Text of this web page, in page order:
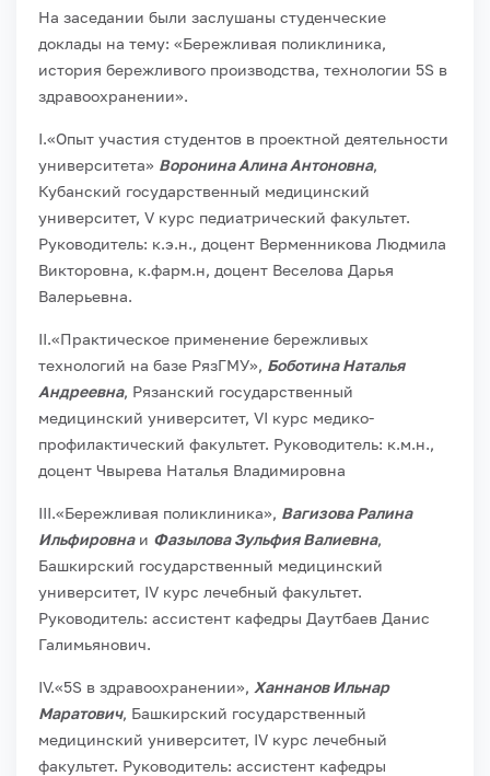
На заседании были заслушаны студенческие
доклады на тему: «Бережливая поликлиника,
история бережливого производства, технологии 5S в
здравоохранении».
I.«Опыт участия студентов в проектной деятельности
университета» Воронина Алина Антоновна,
Кубанский государственный медицинский
университет, V курс педиатрический факультет.
Руководитель: к.э.н., доцент Верменникова Людмила
Викторовна, к.фарм.н, доцент Веселова Дарья
Валерьевна.
II.«Практическое применение бережливых
технологий на базе РязГМУ», Боботина Наталья
Андреевна, Рязанский государственный
медицинский университет, VI курс медико-
профилактический факультет. Руководитель: к.м.н.,
доцент Чвырева Наталья Владимировна
III.«Бережливая поликлиника», Вагизова Ралина
Ильфировнаи Фазылова Зульфия Валиевна,
Башкирский государственный медицинский
университет, IV курс лечебный факультет.
Руководитель: ассистент кафедры Даутбаев Данис
Галимьянович.
IV.«5S в здравоохранении», Ханнанов Ильнар
Маратович, Башкирский государственный
медицинский университет, IV курс лечебный
факультет. Руководитель: ассистент кафедры